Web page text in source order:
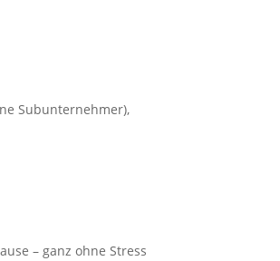
Subunternehmer),
– ganz ohne Stress